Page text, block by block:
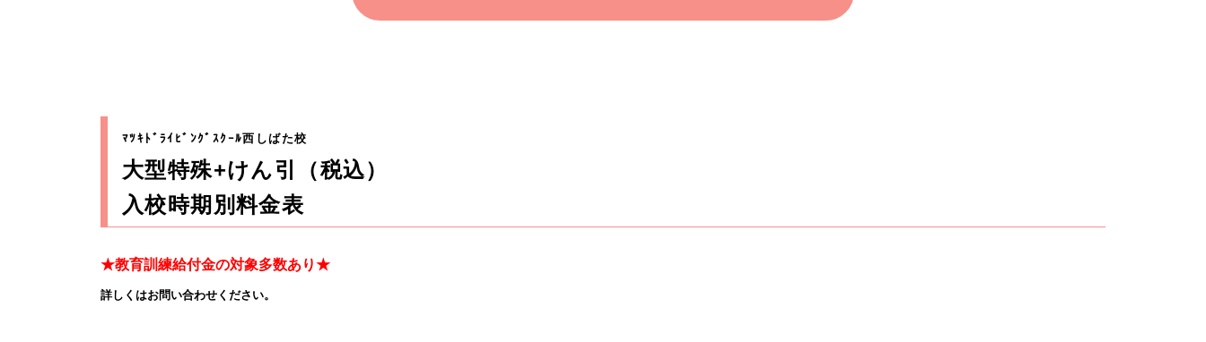
ﾏﾂｷﾄﾞﾗｲﾋﾞﾝｸﾞｽｸｰﾙ西しばた校
大型特殊+けん引（税込）
入校時期別料金表
★教育訓練給付金の対象多数あり★
詳しくはお問い合わせください。